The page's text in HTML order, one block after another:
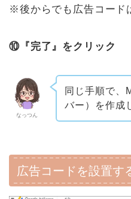
※後からでも広告コード
⑩『完了』をクリック
なっつん
同じ手順で、
バー）を作成
広告コードを設置す